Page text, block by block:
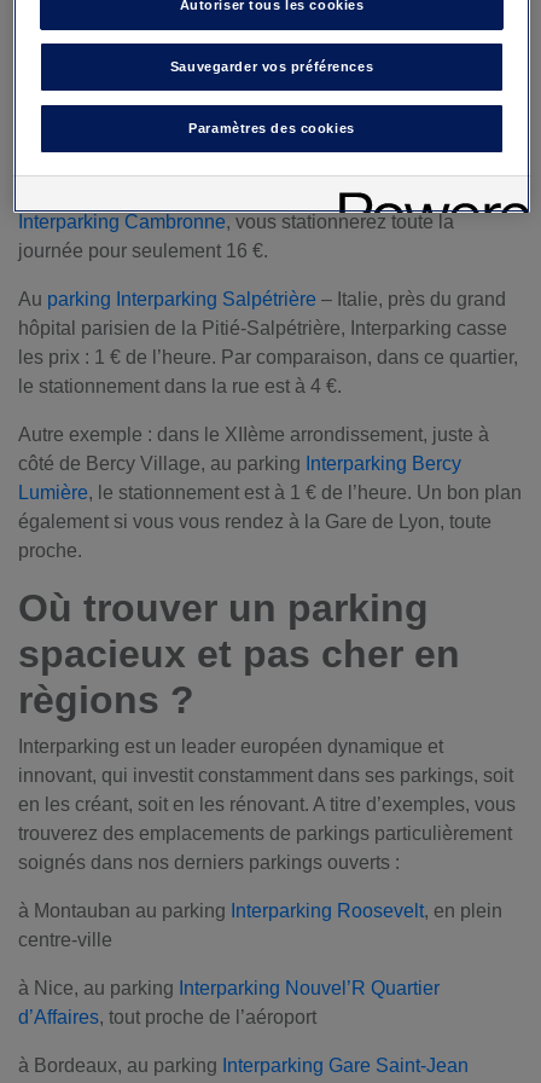
complètement fous : près de l’Arc de Triomphe, en haut
des Champs Elysées, au
parking Interparking Wagram
vous pourrez vous garer dès 1 € de l’heure dans un des
Versailles dans le XVème arrondissement, au
Interparking Cambronne, vous stationnerez toute la
journée pour seulement 16 €.
Au parking Interparking Salpétrière – Italie, près du grand
hôpital parisien de la Pitié-Salpétrière, Interparking casse
les prix : 1 € de l’heure. Par comparaison, dans ce quartier,
le stationnement dans la rue est à 4 €.
Autre exemple : dans le XIIème arrondissement, juste à
côté de Bercy Village, au parking Interparking Bercy
Lumière, le stationnement est à 1 € de l’heure. Un bon plan
également si vous vous rendez à la Gare de Lyon, toute
proche.
Où trouver un parking
spacieux et pas cher en
règions ?
Interparking est un leader européen dynamique et
innovant, qui investit constamment dans ses parkings, soit
en les créant, soit en les rénovant. A titre d’exemples, vous
trouverez des emplacements de parkings particulièrement
soignés dans nos derniers parkings ouverts :
à Montauban au parking Interparking Roosevelt, en plein
centre-ville
à Nice, au parking Interparking Nouvel’R Quartier
d’Affaires, tout proche de l’aéroport
à Bordeaux, au parking Interparking Gare Saint-Jean
Autoriser tous les cookies
Sauvegarder vos préférences
Paramètres des cookies